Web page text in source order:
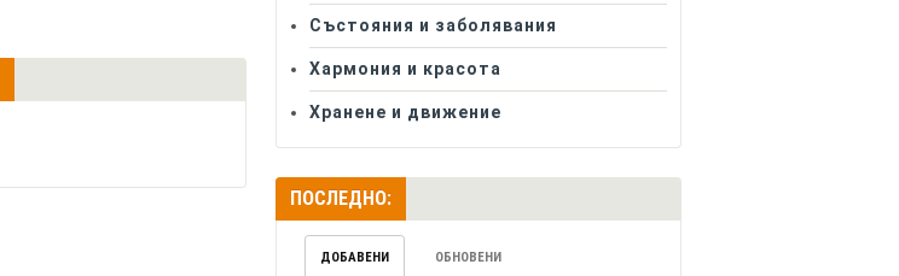
Състояния и заболявания
Хармония и красота
Хранене и движение
ПОСЛЕДНО:
ДОБАВЕНИ ОБНОВЕНИ